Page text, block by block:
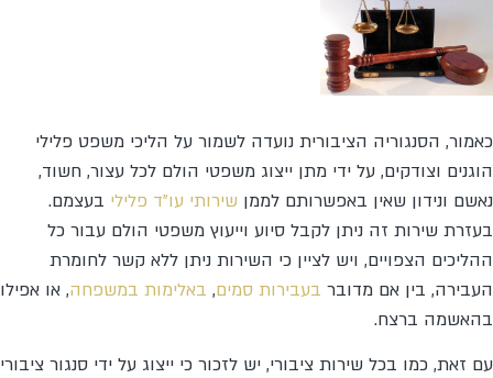
כאמור, הסנגוריה הציבורית נועדה לשמור על הליכי משפט פלילי
הוגנים וצודקים, על ידי מתן ייצוג משפטי הולם לכל עצור, חשוד,
נאשם ונידון שאין באפשרותם לממן שירותי עו"ד פלילי בעצמם.
בעזרת שירות זה ניתן לקבל סיוע וייעוץ משפטי הולם עבור כל
ההליכים הצפויים, ויש לציין כי השירות ניתן ללא קשר לחומרת
העבירה, בין אם מדובר בעבירות סמים, באלימות במשפחה, או אפילו
בהאשמה ברצח.
עם זאת, כמו בכל שירות ציבורי, יש לזכור כי ייצוג על ידי סנגור ציבורי